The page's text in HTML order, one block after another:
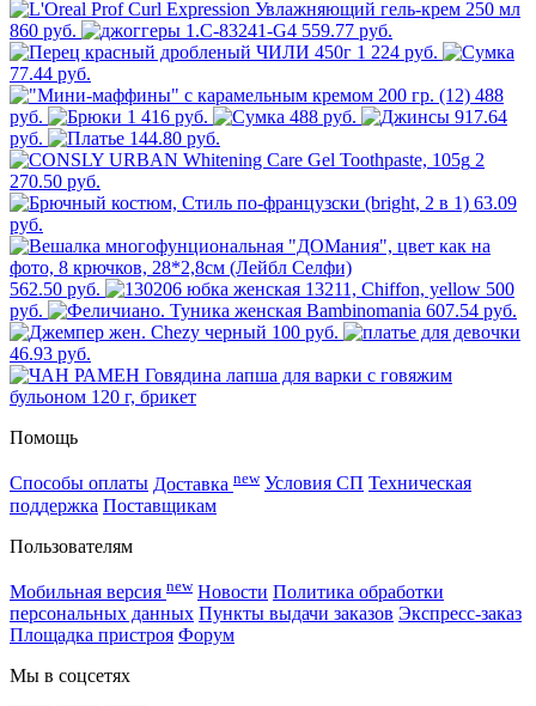
860 руб.
559.77 руб.
1 224 руб.
77.44 руб.
488
руб.
1 416 руб. 488 руб.
917.64
руб.
144.80 руб.
2
270.50 руб.
63.09
руб.
562.50 руб.
500
руб.
607.54 руб.
100 руб.
46.93 руб.
Помощь
Способы оплаты Доставка new Условия СП Техническая
поддержка Поставщикам
Пользователям
Мобильная версия new Новости Политика обработки
персональных данных Пункты выдачи заказов Экспресс-заказ
Площадка пристроя Форум
Мы в соцсетях